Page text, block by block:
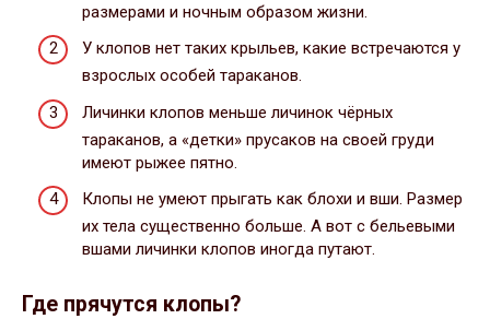
размерами и ночным образом жизни.
У клопов нет таких крыльев, какие встречаются у
взрослых особей тараканов.
Личинки клопов меньше личинок чёрных
тараканов, а «детки» прусаков на своей груди
имеют рыжее пятно.
Клопы не умеют прыгать как блохи и вши. Размер
их тела существенно больше. А вот с бельевыми
вшами личинки клопов иногда путают.
Где прячутся клопы?